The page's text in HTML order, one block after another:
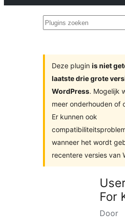
Plugins
Deze plugin is niet
laatste drie grote
WordPress. Mogelijk
meer onderhouden of
Er kunnen ook
wanneer het wordt
recentere versies van
For
Door